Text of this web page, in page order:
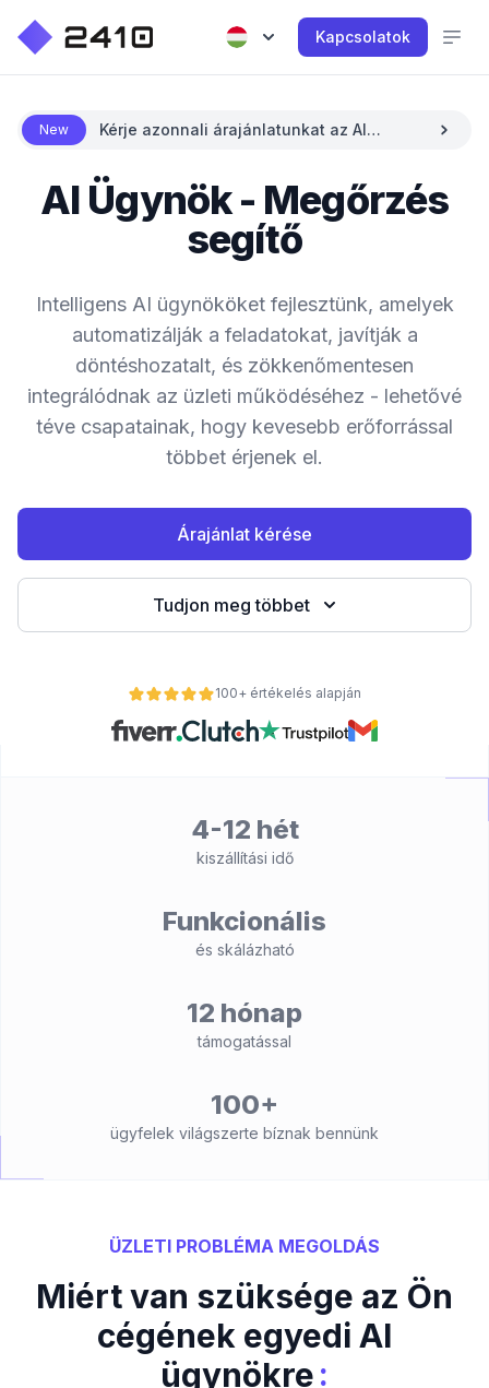
Kapcsolatok
New
Kérje azonnali árajánlatunkat az AI
AI Ügynök - Megőrzés
segítő
Intelligens AI ügynököket fejlesztünk, amelyek
automatizálják a feladatokat, javítják a
döntéshozatalt, és zökkenőmentesen
integrálódnak az üzleti működéséhez - lehetővé
téve csapatainak, hogy kevesebb erőforrással
többet érjenek el.
Árajánlat kérése
Tudjon meg többet
100+ értékelés alapján
4-12 hét
kiszállítási idő
Funkcionális
és skálázható
12 hónap
támogatással
100+
ügyfelek világszerte bíznak bennünk
ÜZLETI PROBLÉMA MEGOLDÁS
Miért van szüksége az Ön
cégének egyedi AI
ügynökre: